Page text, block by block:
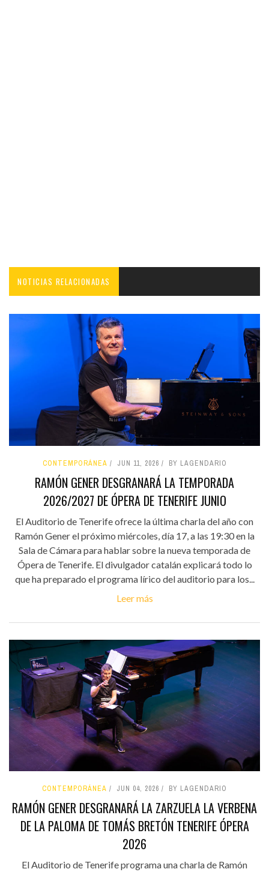
NOTICIAS RELACIONADAS
CONTEMPORÁNEA JUN 11, 2026 BY LAGENDARIO
RAMÓN GENER DESGRANARÁ LA TEMPORADA
2026/2027 DE ÓPERA DE TENERIFE JUNIO
El Auditorio de Tenerife ofrece la última charla del año con
Ramón Gener el próximo miércoles, día 17, a las 19:30 en la
Sala de Cámara para hablar sobre la nueva temporada de
Ópera de Tenerife. El divulgador catalán explicará todo lo
que ha preparado el programa lírico del auditorio para los...
Leer más
CONTEMPORÁNEA JUN 04, 2026 BY LAGENDARIO
RAMÓN GENER DESGRANARÁ LA ZARZUELA LA VERBENA
DE LA PALOMA DE TOMÁS BRETÓN TENERIFE ÓPERA
2026
El Auditorio de Tenerife programa una charla de Ramón